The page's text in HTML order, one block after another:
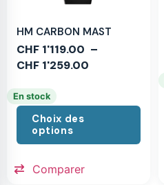
HM CARBON MAST
CHF 1'119.00 –
CHF 1'259.00
En stock
Choix des
options
Comparer